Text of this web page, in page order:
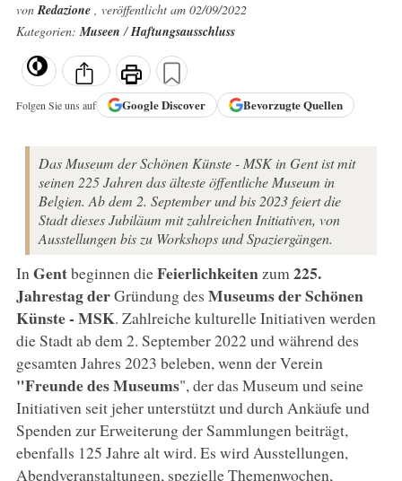
vonRedazione , veröffentlicht am 02/09/2022
Kategorien:Museen/Haftungsausschluss
Folgen Sie uns auf GoogleDiscover Bevorzugte Quellen
Das Museum der Schönen Künste - MSK in Gent ist mit
seinen 225 Jahren das älteste öffentliche Museum in
Belgien. Ab dem 2. September und bis 2023 feiert die
Stadt dieses Jubiläum mit zahlreichen Initiativen, von
Ausstellungen bis zu Workshops und Spaziergängen.
In Gentbeginnen dieFeierlichkeiten zum 225.
Jahrestag derGründung des Museums der Schönen
Künste - MSK. Zahlreiche kulturelle Initiativen werden
die Stadt ab dem 2. September 2022 und während des
gesamten Jahres 2023 beleben, wenn der Verein
"Freunde des Museums", der das Museum und seine
Initiativen seit jeher unterstützt und durch Ankäufe und
Spenden zur Erweiterung der Sammlungen beiträgt,
ebenfalls 125 Jahre alt wird. Es wird Ausstellungen,
Abendveranstaltungen, spezielle Themenwochen,